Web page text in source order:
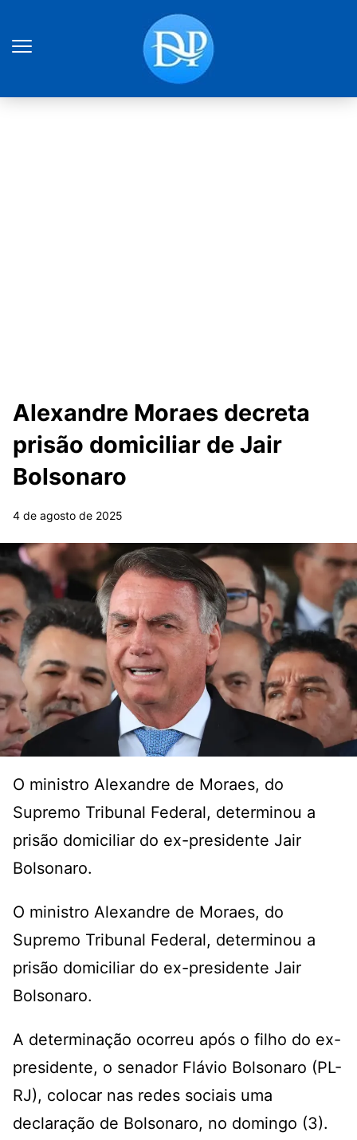
Alexandre Moraes decreta
prisão domiciliar de Jair
Bolsonaro
4 de agosto de 2025
O ministro Alexandre de Moraes, do
Supremo Tribunal Federal, determinou a
prisão domiciliar do ex-presidente Jair
Bolsonaro.
O ministro Alexandre de Moraes, do
Supremo Tribunal Federal, determinou a
prisão domiciliar do ex-presidente Jair
Bolsonaro.
A determinação ocorreu após o filho do ex-
presidente, o senador Flávio Bolsonaro (PL-
RJ), colocar nas redes sociais uma
declaração de Bolsonaro, no domingo (3).